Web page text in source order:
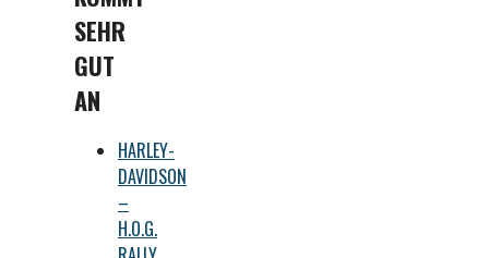
SEHR
GUT
AN
HARLEY-
DAVIDSON
–
H.O.G.